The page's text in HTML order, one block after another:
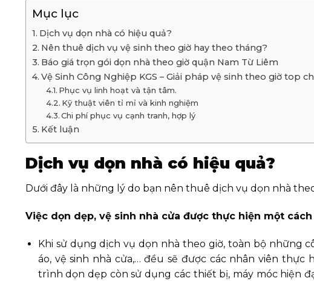
Mục lục
Dịch vụ dọn nhà có hiệu quả?
Nên thuê dịch vụ vệ sinh theo giờ hay theo tháng?
Báo giá trọn gói dọn nhà theo giờ quận Nam Từ Liêm
Vệ Sinh Công Nghiệp KGS – Giải pháp vệ sinh theo giờ top
Phục vụ linh hoạt và tận tâm.
Kỹ thuật viên tỉ mỉ và kinh nghiệm
Chi phí phục vụ cạnh tranh, hợp lý
Kết luận
Dịch vụ dọn nhà có hiệu quả?
Dưới đây là những lý do bạn nên thuê dịch vụ dọn nhà
Việc dọn dẹp, vệ sinh nhà cửa được thực hiện một
Khi sử dụng dịch vụ dọn nhà theo giờ, toàn bộ những
áo, vệ sinh nhà cửa,… đều sẽ được các nhân viên
trình dọn dẹp còn sử dụng các thiết bị, máy móc hiện